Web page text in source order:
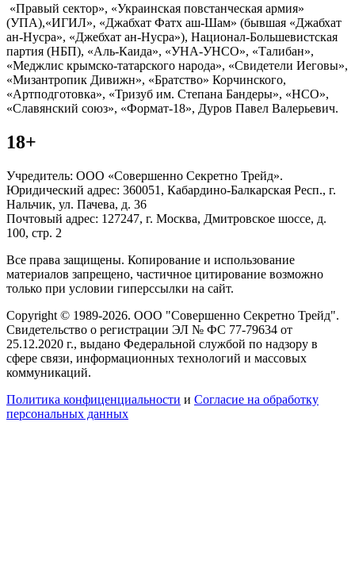
«Правый сектор», «Украинская повстанческая армия»
(УПА),«ИГИЛ», «Джабхат Фатх аш-Шам» (бывшая «Джабхат
ан-Нусра», «Джебхат ан-Нусра»), Национал-Большевистская
партия (НБП), «Аль-Каида», «УНА-УНСО», «Талибан»,
«Меджлис крымско-татарского народа», «Свидетели Иеговы»,
«Мизантропик Дивижн», «Братство» Корчинского,
«Артподготовка», «Тризуб им. Степана Бандеры», «НСО»,
«Славянский союз», «Формат-18», Дуров Павел Валерьевич.
18+
Учредитель: ООО «Совершенно Секретно Трейд».
Юридический адрес: 360051, Кабардино-Балкарская Респ., г.
Нальчик, ул. Пачева, д. 36
Почтовый адрес: 127247, г. Москва, Дмитровское шоссе, д.
100, стр. 2
Все права защищены. Копирование и использование
материалов запрещено, частичное цитирование возможно
только при условии гиперссылки на сайт.
Copyright © 1989-2026. ООО "Совершенно Секретно Трейд".
Свидетельство о регистрации ЭЛ № ФС 77-79634 от
25.12.2020 г., выдано Федеральной службой по надзору в
сфере связи, информационных технологий и массовых
коммуникаций.
Политика конфиценциальности и Согласие на обработку
персональных данных